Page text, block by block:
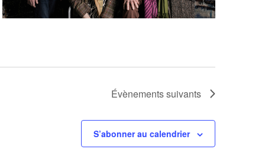
Évènementssuivants
S’abonner au calendrier